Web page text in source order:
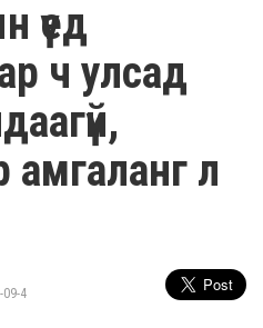
үед
ч улсад
амгаланг л
09-4